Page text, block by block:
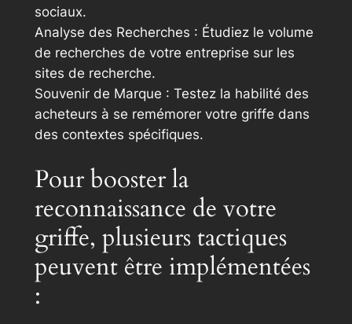
sociaux.
Analyse des Recherches : Étudiez le volume
de recherches de votre entreprise sur les
sites de recherche.
Souvenir de Marque : Testez la habilité des
acheteurs à se remémorer votre griffe dans
des contextes spécifiques.
Pour booster la
reconnaissance de votre
griffe, plusieurs tactiques
peuvent être implémentées
: